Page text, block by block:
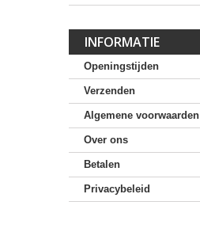
INFORMATIE
Openingstijden
Verzenden
Algemene voorwaarden
Over ons
Betalen
Privacybeleid